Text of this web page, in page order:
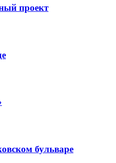
проект
бульваре